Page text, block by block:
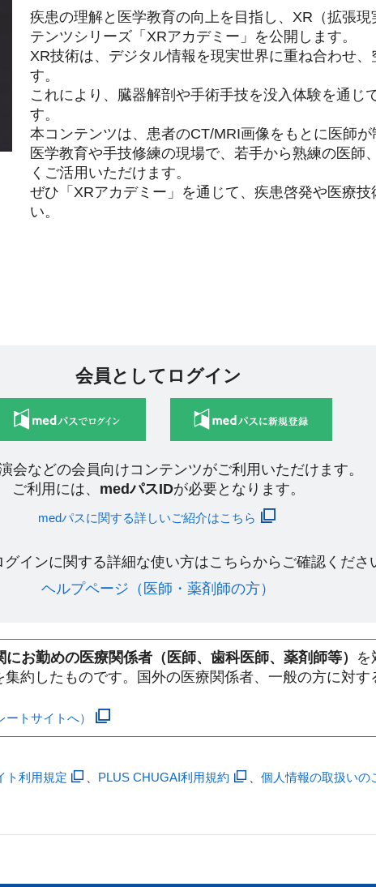
疾患の理解と医学教育の向上を目指し、XR（拡張
テンツシリーズ「XRアカデミー」を公開します。
XR技術は、デジタル情報を現実世界に重ね合わせ
す。
これにより、臓器解剖や手術手技を没入体験を通じ
す。
本コンテンツは、患者のCT/MRI画像をもとに医師が
医学教育や手技修練の現場で、若手から熟練の医師
くご活用いただけます。
ぜひ「XRアカデミー」を通じて、疾患啓発や医療技
い。
会員としてログイン
会などの会員向けコンテンツがご利用いただけます。
ご利用には、 medパスIDが必要となります。
medパスに関する詳しいご紹介はこちら
インに関する詳細な使い方はこちらからご確認くださ
ヘルプページ（医師・薬剤師の方）​
にお勤めの医療関係者（医師、歯科医師、薬剤師等）
を
約したものです。国外の医療関係者、一般の方に対す
トサイトへ）
ト利用規定 PLUS CHUGAI利用規約 個人情報の取扱いの